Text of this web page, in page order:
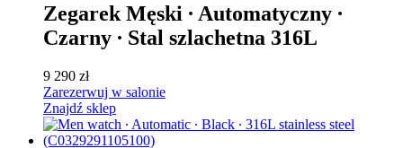
Zegarek Męski ∙ Automatyczny ∙
Czarny ∙ Stal szlachetna 316L
9 290 zł
Zarezerwuj w salonie
Znajdź sklep